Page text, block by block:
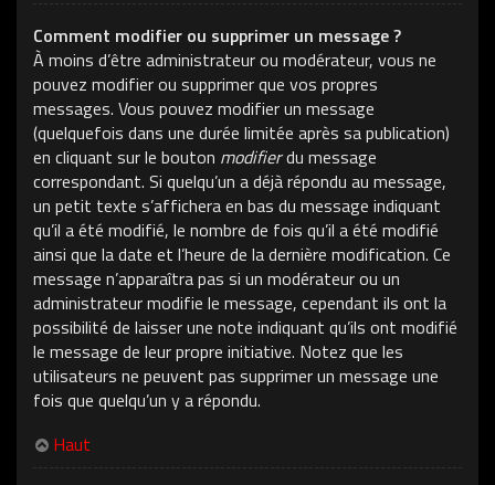
Comment modifier ou supprimer un message ?
À moins d’être administrateur ou modérateur, vous ne
pouvez modifier ou supprimer que vos propres
messages. Vous pouvez modifier un message
(quelquefois dans une durée limitée après sa publication)
en cliquant sur le bouton modifierdu message
correspondant. Si quelqu’un a déjà répondu au message,
un petit texte s’affichera en bas du message indiquant
qu’il a été modifié, le nombre de fois qu’il a été modifié
ainsi que la date et l’heure de la dernière modification. Ce
message n’apparaîtra pas si un modérateur ou un
administrateur modifie le message, cependant ils ont la
possibilité de laisser une note indiquant qu’ils ont modifié
le message de leur propre initiative. Notez que les
utilisateurs ne peuvent pas supprimer un message une
fois que quelqu’un y a répondu.
Haut